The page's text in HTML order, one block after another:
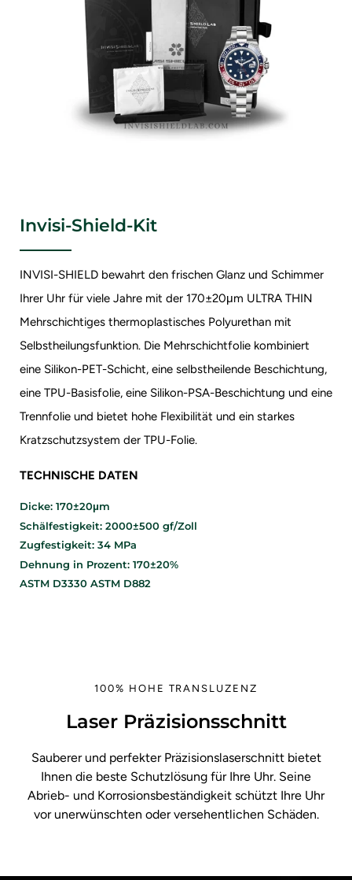
Invisi-Shield-Kit
INVISI-SHIELD bewahrt den frischen Glanz und Schimmer
Ihrer Uhr für viele Jahre mit der 170±20μm ULTRA THIN
Mehrschichtiges thermoplastisches Polyurethan mit
Selbstheilungsfunktion. Die Mehrschichtfolie kombiniert
eine Silikon-PET-Schicht, eine selbstheilende Beschichtung,
eine TPU-Basisfolie, eine Silikon-PSA-Beschichtung und eine
Trennfolie und bietet hohe Flexibilität und ein starkes
Kratzschutzsystem der TPU-Folie.
TECHNISCHE DATEN
Dicke: 170±20μm
Schälfestigkeit: 2000±500 gf/Zoll
Zugfestigkeit: 34 MPa
Dehnung in Prozent: 170±20%
ASTM D3330 ASTM D882
100% HOHE TRANSLUZENZ
Laser Präzisionsschnitt
Sauberer und perfekter Präzisionslaserschnitt bietet
Ihnen die beste Schutzlösung für Ihre Uhr. Seine
Abrieb- und Korrosionsbeständigkeit schützt Ihre Uhr
vor unerwünschten oder versehentlichen Schäden.